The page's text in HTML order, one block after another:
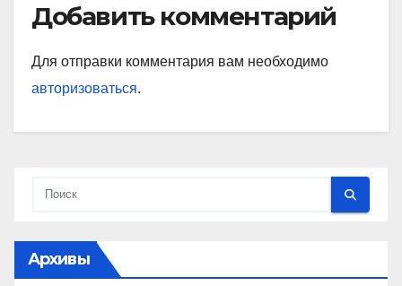
Добавить комментарий
Для отправки комментария вам необходимо
авторизоваться.
Архивы